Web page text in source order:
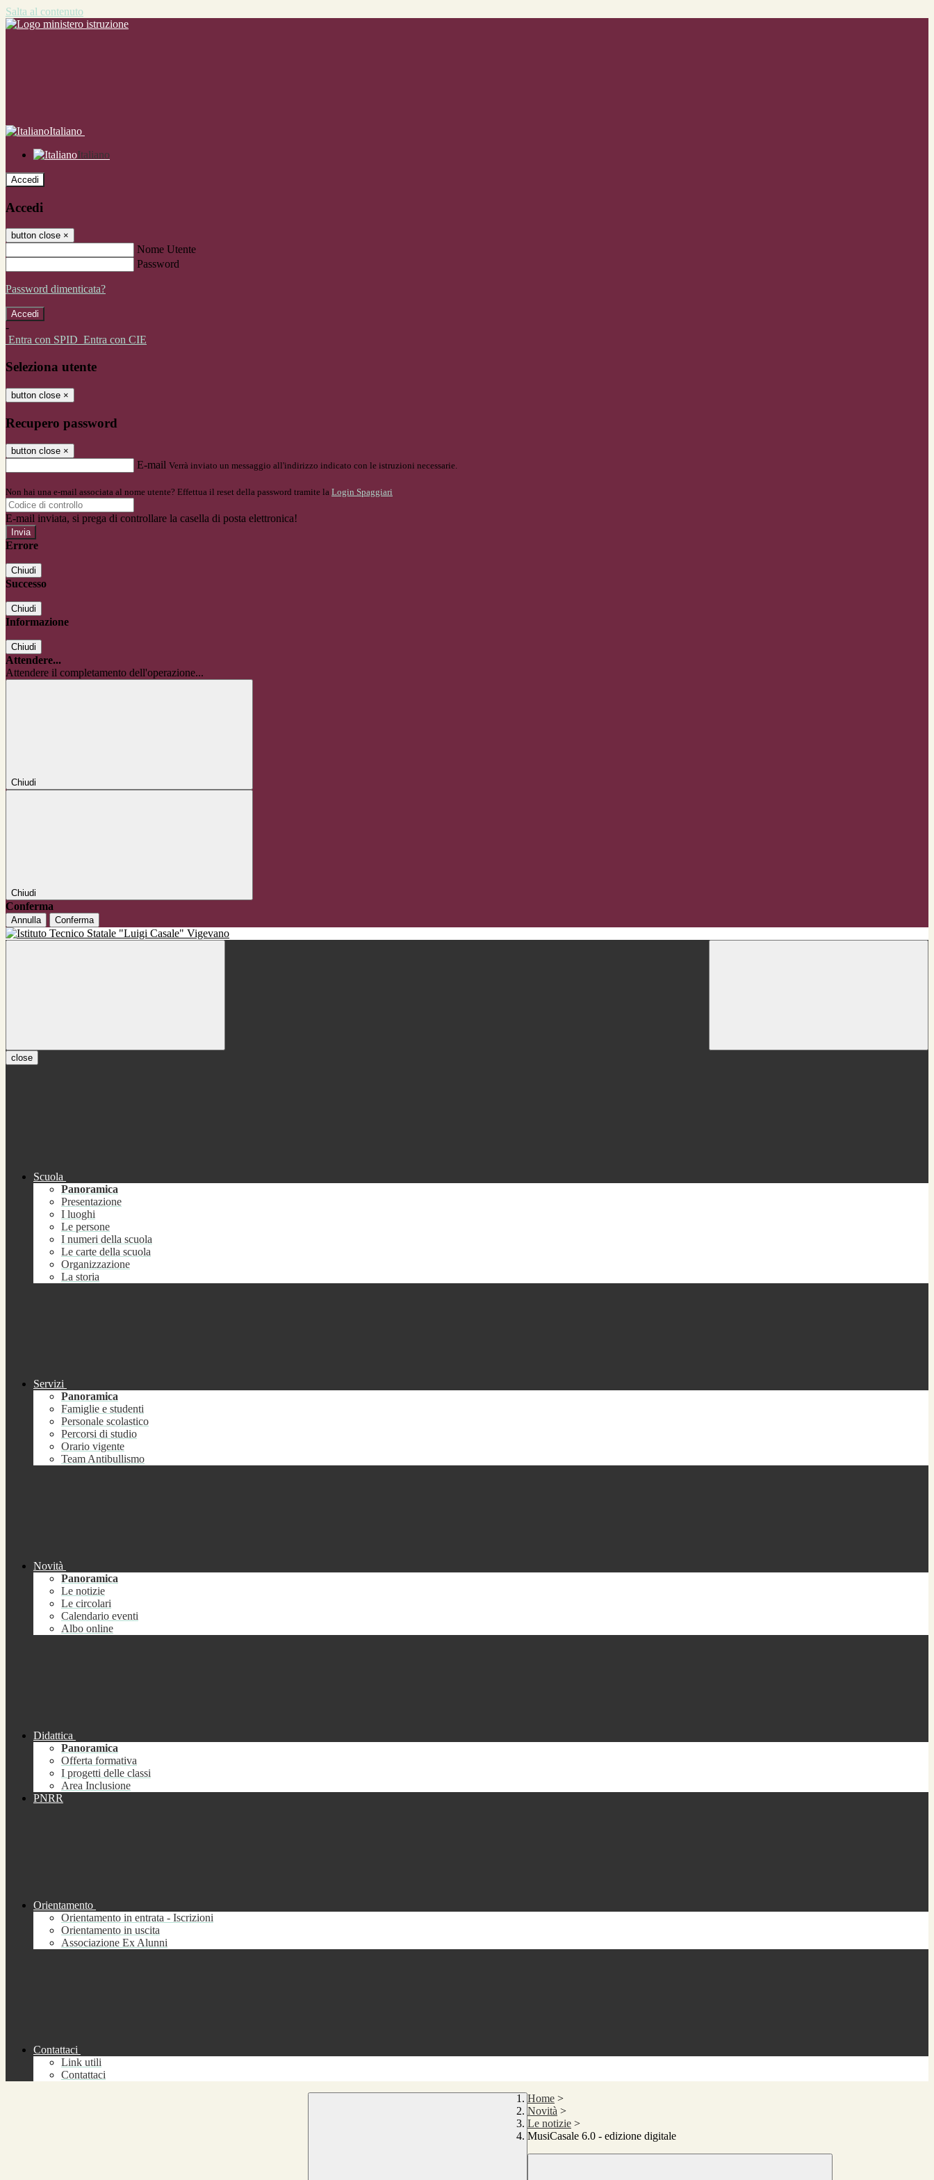
Salta al contenuto
Italiano
Italiano
Accedi
Accedi
button close ×
Nome Utente
Password
Password dimenticata?
-
Entra con SPID Entra con CIE
Seleziona utente
button close ×
Recupero password
button close ×
E-mail Verrà inviato un messaggio all'indirizzo indicato con le istruzioni necessarie.
Non hai una e-mail associata al nome utente? Effettua il reset della password tramite la Login Spaggiari
E-mail inviata, si prega di controllare la casella di posta elettronica!
Errore
Chiudi
Successo
Chiudi
Informazione
Chiudi
Attendere...
Attendere il completamento dell'operazione...
Chiudi
Chiudi
Conferma
Annulla Conferma
close
Scuola
Panoramica
Presentazione
I luoghi
Le persone
I numeri della scuola
Le carte della scuola
Organizzazione
La storia
Servizi
Panoramica
Famiglie e studenti
Personale scolastico
Percorsi di studio
Orario vigente
Team Antibullismo
Novità
Panoramica
Le notizie
Le circolari
Calendario eventi
Albo online
Didattica
Panoramica
Offerta formativa
I progetti delle classi
Area Inclusione
PNRR
Orientamento
Orientamento in entrata - Iscrizioni
Orientamento in uscita
Associazione Ex Alunni
Contattaci
Link utili
Contattaci
Home >
Novità >
Le notizie >
MusiCasale 6.0 - edizione digitale